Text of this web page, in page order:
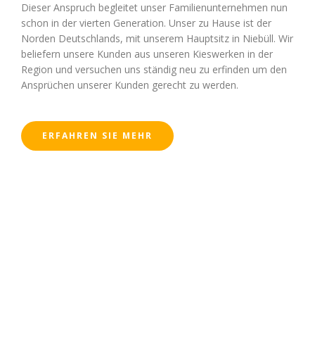
Dieser Anspruch begleitet unser Familienunternehmen nun
schon in der vierten Generation. Unser zu Hause ist der
Norden Deutschlands, mit unserem Hauptsitz in Niebüll. Wir
beliefern unsere Kunden aus unseren Kieswerken in der
Region und versuchen uns ständig neu zu erfinden um den
Ansprüchen unserer Kunden gerecht zu werden.
ERFAHREN SIE MEHR